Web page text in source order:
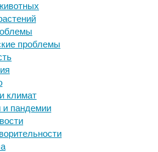
проблемы
климат
пандемии